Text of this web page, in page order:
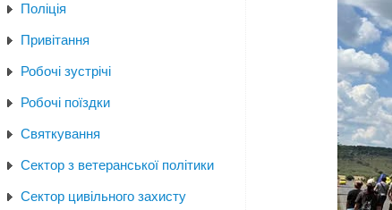
Поліція
Привітання
Робочі зустрічі
Робочі поїздки
Святкування
Сектор з ветеранської політики
Сектор цивільного захисту